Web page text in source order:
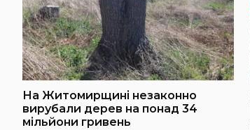
На Житомирщині незаконно
вирубали дерев на понад 34
мільйони гривень